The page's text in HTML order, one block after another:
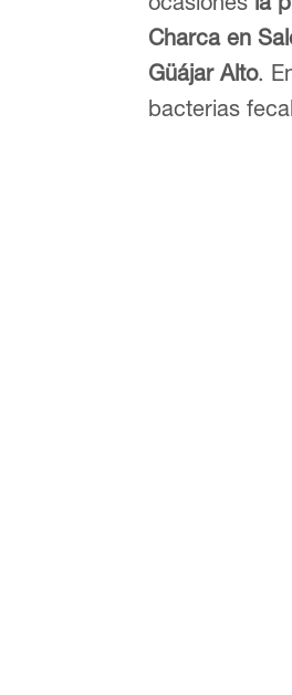
Charca en
Güájar Alto.
bacterias